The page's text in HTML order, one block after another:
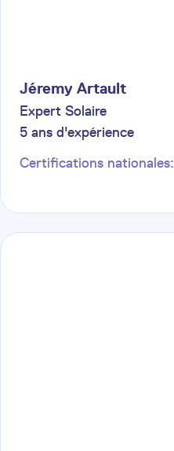
Jéremy Artault
Expert Solaire
5 ans d'expérience
Certifications nationales: